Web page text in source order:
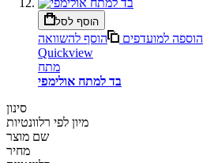
הוסף לסל
הוספה למועדפים
הוסף להשוואה
Quickview
מתח
בד למתח אולימפי
סינון
מיון לפי רלוונטיות
שם מוצר
מחיר